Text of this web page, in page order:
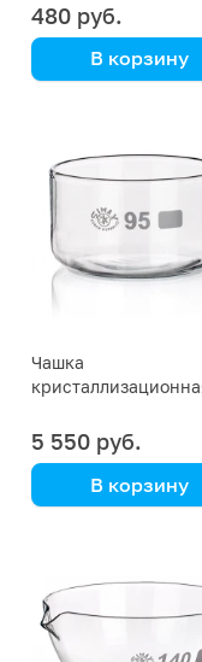
480 руб.
В корзину
Чашка
5 550 руб.
В корзину
624 190) (Simax)